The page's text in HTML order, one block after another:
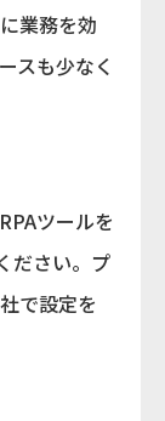
業務を効
スも少なく
ツールを
ださい。プ
で設定を